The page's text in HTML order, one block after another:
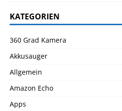
KATEGORIEN
360 Grad Kamera
Akkusauger
Allgemein
Amazon Echo
Apps